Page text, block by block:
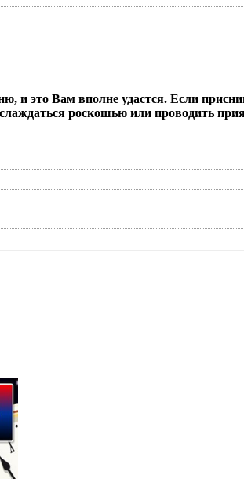
и это Вам вполне удастся. Если
роскошью или проводить